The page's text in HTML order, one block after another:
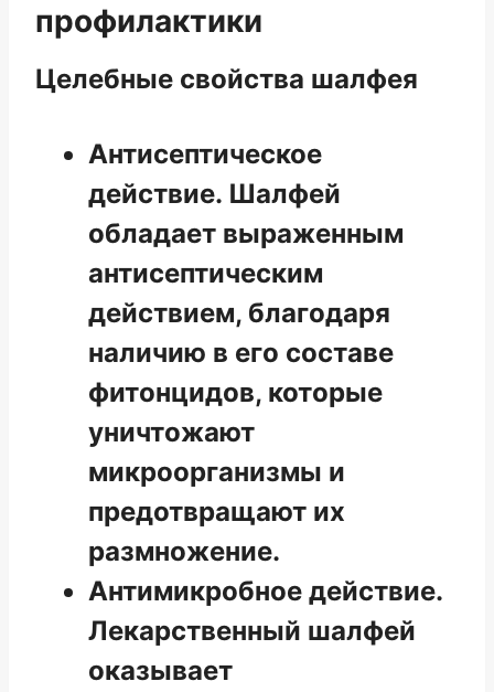
профилактики
Целебные свойства шалфея
Антисептическое
действие. Шалфей
обладает выраженным
антисептическим
действием, благодаря
наличию в его составе
фитонцидов, которые
уничтожают
микроорганизмы и
предотвращают их
размножение.
Антимикробное действие.
Лекарственный шалфей
оказывает